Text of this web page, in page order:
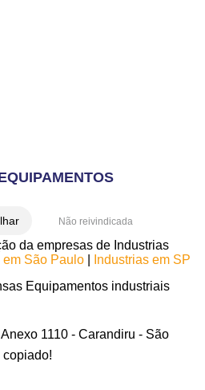
Não reivindicada
da empresas de Industrias
em São Paulo|
Industrias em SP
Equipamentos industriais
1110 - Carandiru - São
copiado!